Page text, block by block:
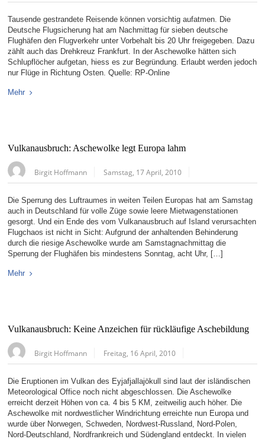
Tausende gestrandete Reisende können vorsichtig aufatmen. Die
Deutsche Flugsicherung hat am Nachmittag für sieben deutsche
Flughäfen den Flugverkehr unter Vorbehalt bis 20 Uhr freigegeben. Dazu
zählt auch das Drehkreuz Frankfurt. In der Aschewolke hätten sich
Schlupflöcher aufgetan, hiess es zur Begründung. Erlaubt werden jedoch
nur Flüge in Richtung Osten. Quelle: RP-Online
Mehr
Vulkanausbruch: Aschewolke legt Europa lahm
Birgit Hoffmann Samstag, 17 April, 2010
Die Sperrung des Luftraumes in weiten Teilen Europas hat am Samstag
auch in Deutschland für volle Züge sowie leere Mietwagenstationen
gesorgt. Und ein Ende des vom Vulkanausbruch auf Island verursachten
Flugchaos ist nicht in Sicht: Aufgrund der anhaltenden Behinderung
durch die riesige Aschewolke wurde am Samstagnachmittag die
Sperrung der Flughäfen bis mindestens Sonntag, acht Uhr, […]
Mehr
Vulkanausbruch: Keine Anzeichen für rückläufige Aschebildung
Birgit Hoffmann Freitag, 16 April, 2010
Die Eruptionen im Vulkan des Eyjafjallajökull sind laut der isländischen
Meteorological Office noch nicht abgeschlossen. Die Aschewolke
erreicht derzeit Höhen von ca. 4 bis 5 KM, zeitweilig auch höher. Die
Aschewolke mit nordwestlicher Windrichtung erreichte nun Europa und
wurde über Norwegen, Schweden, Nordwest-Russland, Nord-Polen,
Nord-Deutschland, Nordfrankreich und Südengland entdeckt. In vielen